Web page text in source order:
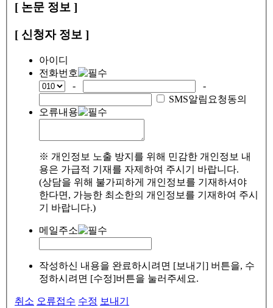
[ 논문 정보 ]
[ 신청자 정보 ]
아이디
전화번호
-
-
SMS알림요청동의
오류내용
※ 개인정보 노출 방지를 위해 민감한 개인정보 내
용은 가급적 기재를 자제하여 주시기 바랍니다.
(상담을 위해 불가피하게 개인정보를 기재하셔야
한다면, 가능한 최소한의 개인정보를 기재하여 주시
기 바랍니다.)
메일주소
작성하신 내용을 완료하시려면 [보내기] 버튼을, 수
정하시려면 [수정]버튼을 눌러주세요.
취소 오류접수 수정 보내기